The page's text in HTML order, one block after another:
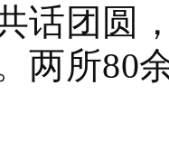
话团圆
两所80